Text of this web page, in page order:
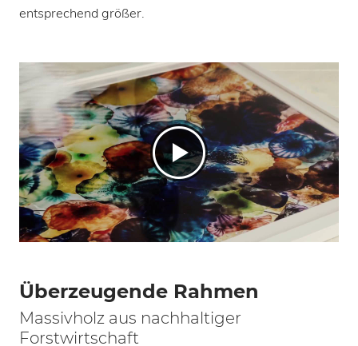
entsprechend größer.
Überzeugende Rahmen
Massivholz aus nachhaltiger
Forstwirtschaft